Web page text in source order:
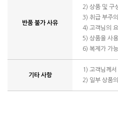
반품 불가 사유
2) 상품 및 구
3) 취급 부주
4) 고객님의
5) 상품을 사
6) 복제가 가
기타 사항
1) 고객님께
2) 일부 상품